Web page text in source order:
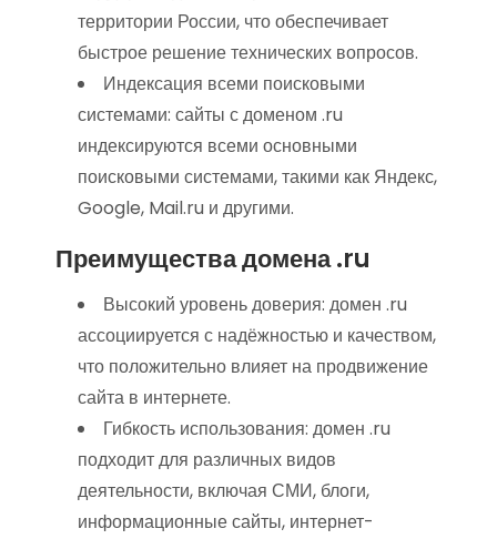
территории России, что обеспечивает
быстрое решение технических вопросов.
Индексация всеми поисковыми
системами: сайты с доменом .ru
индексируются всеми основными
поисковыми системами, такими как Яндекс,
Google, Mail.ru и другими.
Преимущества домена .ru
Высокий уровень доверия: домен .ru
ассоциируется с надёжностью и качеством,
что положительно влияет на продвижение
сайта в интернете.
Гибкость использования: домен .ru
подходит для различных видов
деятельности, включая СМИ, блоги,
информационные сайты, интернет-